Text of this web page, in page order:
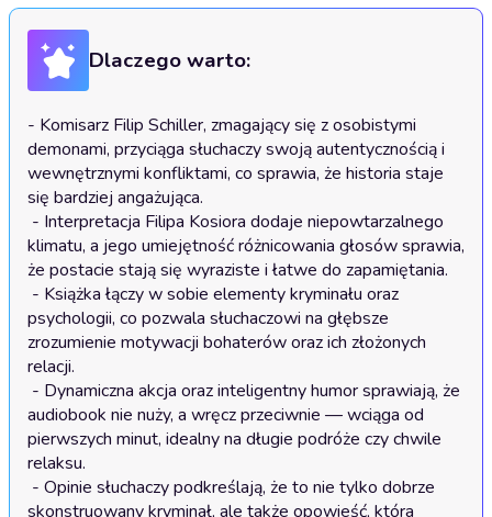
Dlaczego warto:
- Komisarz Filip Schiller, zmagający się z osobistymi
demonami, przyciąga słuchaczy swoją autentycznością i
wewnętrznymi konfliktami, co sprawia, że historia staje
się bardziej angażująca.
klimatu, a jego umiejętność różnicowania głosów sprawia,
że postacie stają się wyraziste i łatwe do zapamiętania.
psychologii, co pozwala słuchaczowi na głębsze
zrozumienie motywacji bohaterów oraz ich złożonych
relacji.
audiobook nie nuży, a wręcz przeciwnie — wciąga od
pierwszych minut, idealny na długie podróże czy chwile
relaksu.
skonstruowany kryminał, ale także opowieść, która